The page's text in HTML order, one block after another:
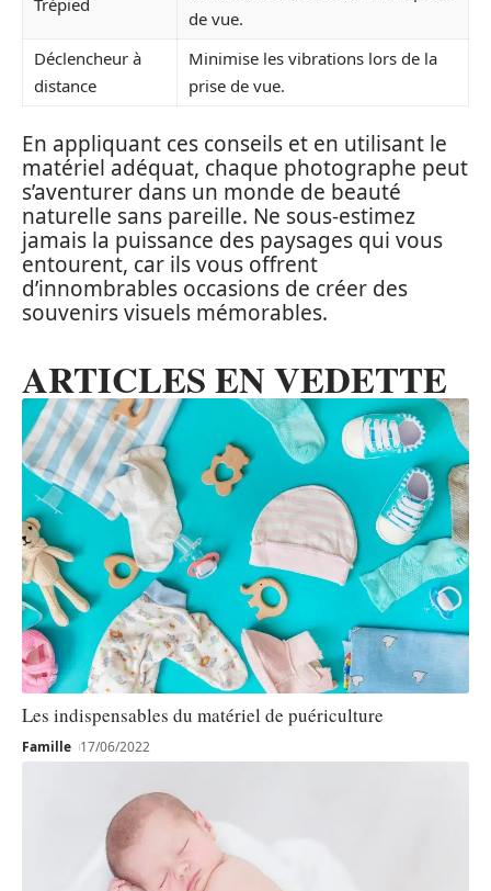
Trépied
de vue.
Déclencheur à
distance
Minimise les vibrations lors de la
prise de vue.
En appliquant ces conseils et en utilisant le
matériel adéquat, chaque photographe peut
s’aventurer dans un monde de beauté
naturelle sans pareille. Ne sous-estimez
jamais la puissance des paysages qui vous
entourent, car ils vous offrent
d’innombrables occasions de créer des
souvenirs visuels mémorables.
ARTICLES EN VEDETTE
Les indispensables du matériel de puériculture
Famille 17/06/2022